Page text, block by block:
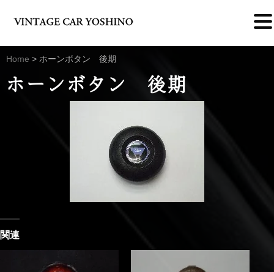
Home > ホーンボタン 後期
ホーンボタン 後期
関連